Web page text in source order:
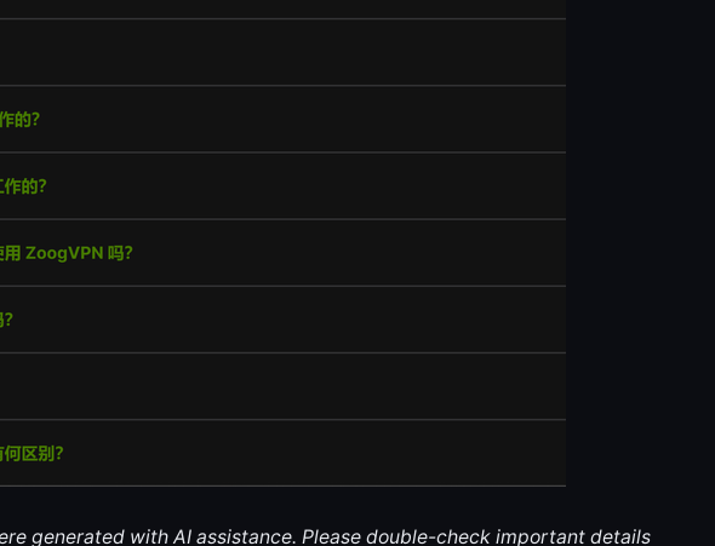
generated with AI assistance. Please double-check important details